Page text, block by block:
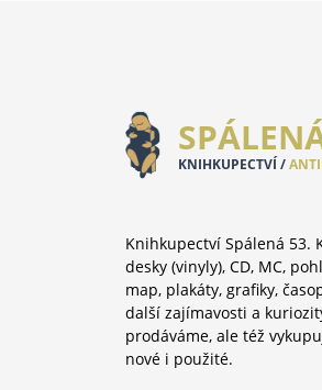
KNIHKUPECTVÍ /
Knihkupectví Spálená 53.
desky (vinyly), CD, MC,
map, plakáty, grafiky,
další zajímavosti a
prodáváme, ale též
nové i použité.